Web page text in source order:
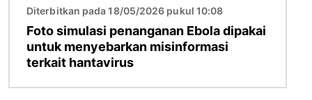
Diterbitkan pada 18/05/2026 pukul 10:08
Foto simulasi penanganan Ebola dipakai
untuk menyebarkan misinformasi
terkait hantavirus